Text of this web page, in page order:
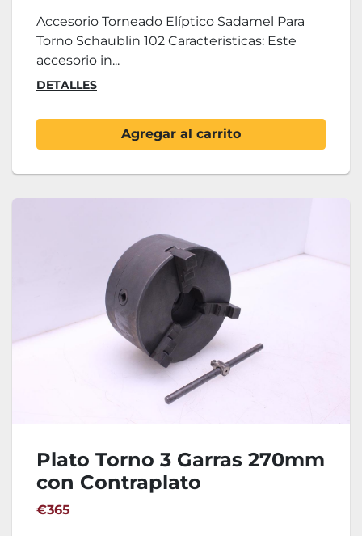
Accesorio Torneado Elíptico Sadamel Para
Torno Schaublin 102 Caracteristicas: Este
accesorio in...
DETALLES
Agregar al carrito
Plato Torno 3 Garras 270mm
con Contraplato
€365